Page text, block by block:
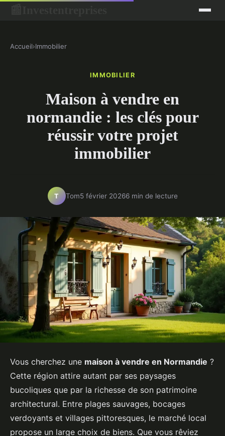
Accueil›Immobilier
IMMOBILIER
Maison à vendre en
normandie : les clés pour
réussir votre projet
immobilier
T Tom5 février 20266 min de lecture
Vous cherchez une maison à vendre en Normandie ?
Cette région attire autant par ses paysages
bucoliques que par la richesse de son patrimoine
architectural. Entre plages sauvages, bocages
verdoyants et villages pittoresques, le marché local
propose un large choix de biens. Que vous rêviez